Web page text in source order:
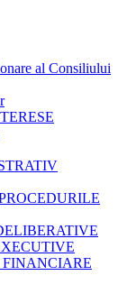
al Consiliului